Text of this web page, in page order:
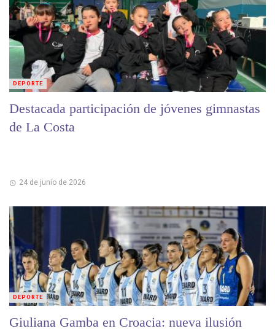
Destacada participación de jóvenes gimnastas
de La Costa
24 de junio de 2026
DEPORTE
Giuliana Gamba en Croacia: nueva ilusión
DEPORTE